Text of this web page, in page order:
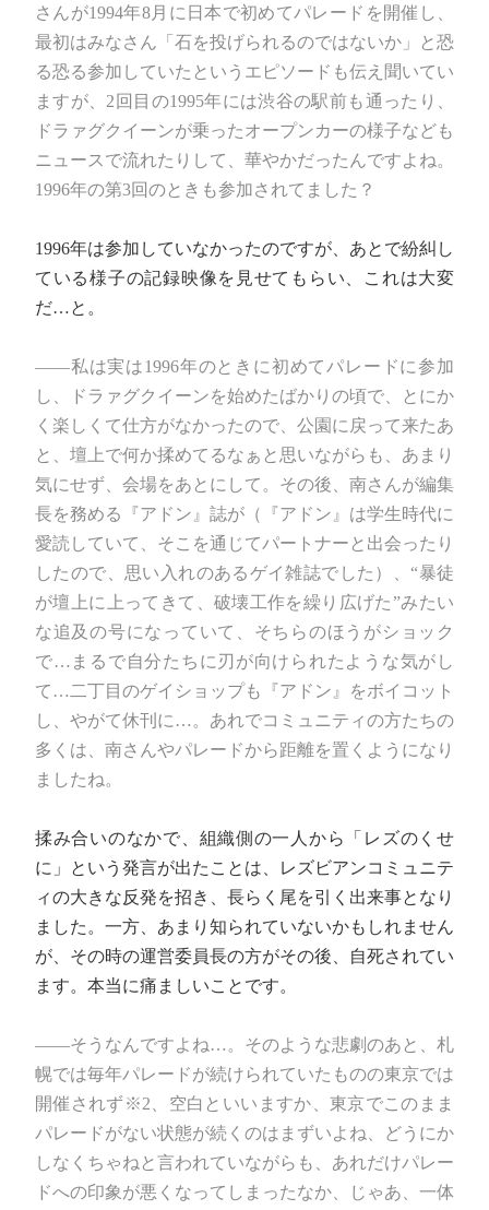
さんが1994年8月に日本で初めてパレードを開催し、
最初はみなさん「石を投げられるのではないか」と恐
る恐る参加していたというエピソードも伝え聞いてい
ますが、2回目の1995年には渋谷の駅前も通ったり、
ドラァグクイーンが乗ったオープンカーの様子なども
ニュースで流れたりして、華やかだったんですよね。
1996年の第3回のときも参加されてました？
1996年は参加していなかったのですが、あとで紛糾し
ている様子の記録映像を見せてもらい、これは大変
だ…と。
――私は実は1996年のときに初めてパレードに参加
し、ドラァグクイーンを始めたばかりの頃で、とにか
く楽しくて仕方がなかったので、公園に戻って来たあ
と、壇上で何か揉めてるなぁと思いながらも、あまり
気にせず、会場をあとにして。その後、南さんが編集
長を務める『アドン』誌が（『アドン』は学生時代に
愛読していて、そこを通じてパートナーと出会ったり
したので、思い入れのあるゲイ雑誌でした）、“暴徒
が壇上に上ってきて、破壊工作を繰り広げた”みたい
な追及の号になっていて、そちらのほうがショック
で…まるで自分たちに刃が向けられたような気がし
て…二丁目のゲイショップも『アドン』をボイコット
し、やがて休刊に…。あれでコミュニティの方たちの
多くは、南さんやパレードから距離を置くようになり
ましたね。
揉み合いのなかで、組織側の一人から「レズのくせ
に」という発言が出たことは、レズビアンコミュニテ
ィの大きな反発を招き、長らく尾を引く出来事となり
ました。一方、あまり知られていないかもしれません
が、その時の運営委員長の方がその後、自死されてい
ます。本当に痛ましいことです。
――そうなんですよね…。そのような悲劇のあと、札
幌では毎年パレードが続けられていたものの東京では
開催されず※2、空白といいますか、東京でこのまま
パレードがない状態が続くのはまずいよね、どうにか
しなくちゃねと言われていながらも、あれだけパレー
ドへの印象が悪くなってしまったなか、じゃあ、一体